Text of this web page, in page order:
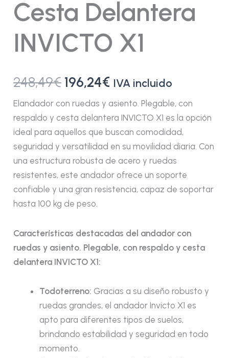
Cesta Delantera
INVICTO X1
248,49€196,24€ IVA incluido
Elandador con ruedas y asiento. Plegable, con
respaldo y cesta delantera INVICTO X1 es la opción
ideal para aquellos que buscan comodidad,
seguridad y versatilidad en su movilidad diaria. Con
una estructura robusta de acero y ruedas
resistentes, este andador ofrece un soporte
confiable y una gran resistencia, capaz de soportar
hasta 100 kg de peso.
Características destacadas del andador con
ruedas y asiento. Plegable, con respaldo y cesta
delantera INVICTO X1:
Todoterreno: Gracias a su diseño robusto y
ruedas grandes, el andador Invicto X1 es
apto para diferentes tipos de suelos,
brindando estabilidad y seguridad en todo
momento.